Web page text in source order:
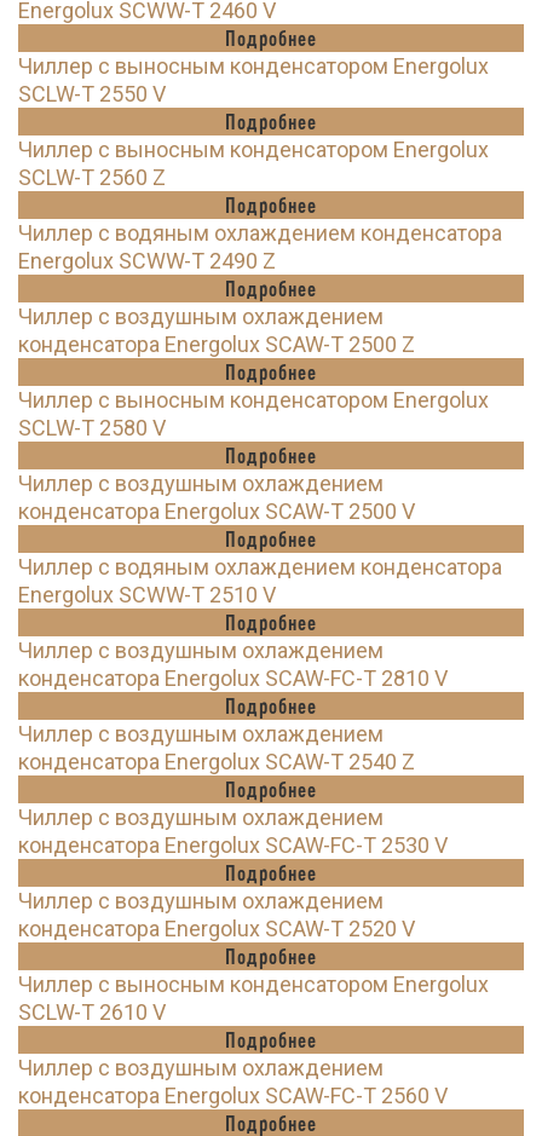
Energolux SCWW-T 2460 V
Подробнее
Чиллер с выносным конденсатором Energolux
SCLW-T 2550 V
Подробнее
Чиллер с выносным конденсатором Energolux
SCLW-T 2560 Z
Подробнее
Чиллер с водяным охлаждением конденсатора
Energolux SCWW-T 2490 Z
Подробнее
Чиллер с воздушным охлаждением
конденсатора Energolux SCAW-T 2500 Z
Подробнее
Чиллер с выносным конденсатором Energolux
SCLW-T 2580 V
Подробнее
Чиллер с воздушным охлаждением
конденсатора Energolux SCAW-T 2500 V
Подробнее
Чиллер с водяным охлаждением конденсатора
Energolux SCWW-T 2510 V
Подробнее
Чиллер с воздушным охлаждением
конденсатора Energolux SCAW-FC-T 2810 V
Подробнее
Чиллер с воздушным охлаждением
конденсатора Energolux SCAW-T 2540 Z
Подробнее
Чиллер с воздушным охлаждением
конденсатора Energolux SCAW-FC-T 2530 V
Подробнее
Чиллер с воздушным охлаждением
конденсатора Energolux SCAW-T 2520 V
Подробнее
Чиллер с выносным конденсатором Energolux
SCLW-T 2610 V
Подробнее
Чиллер с воздушным охлаждением
конденсатора Energolux SCAW-FC-T 2560 V
Подробнее